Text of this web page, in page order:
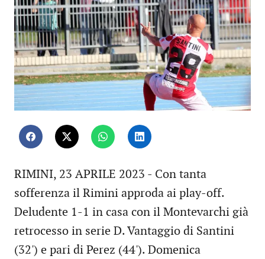
RIMINI, 23 APRILE 2023 - Con tanta
sofferenza il Rimini approda ai play-off.
Deludente 1-1 in casa con il Montevarchi già
retrocesso in serie D. Vantaggio di Santini
(32') e pari di Perez (44'). Domenica